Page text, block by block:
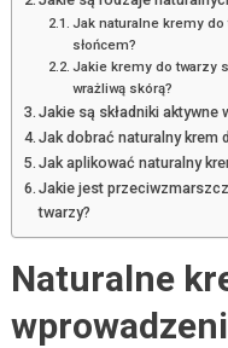
Jak naturalne kremy do
słońcem?
Jakie kremy do twarzy
wrażliwą skórą?
Jakie są składniki aktywne
Jak dobrać naturalny krem
Jak aplikować naturalny
Jakie jest
twarzy?
Naturalne